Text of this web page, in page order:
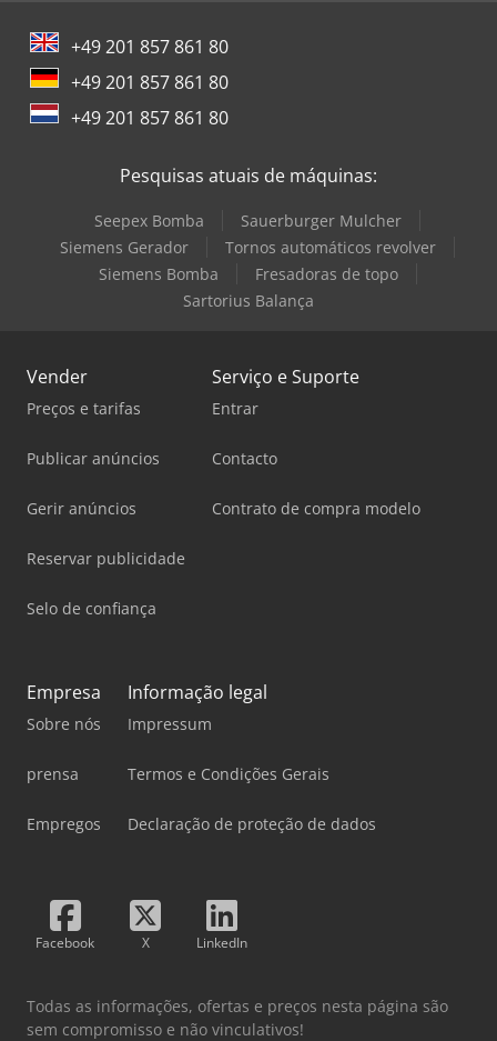
+49 201 857 861 80
+49 201 857 861 80
+49 201 857 861 80
Pesquisas atuais de máquinas:
Seepex Bomba
Sauerburger Mulcher
Siemens Gerador
Tornos automáticos revolver
Siemens Bomba
Fresadoras de topo
Sartorius Balança
Vender
Preços e tarifas
Publicar anúncios
Gerir anúncios
Reservar publicidade
Selo de confiança
Serviço e Suporte
Entrar
Contacto
Contrato de compra modelo
Empresa
Sobre nós
prensa
Empregos
Informação legal
Impressum
Termos e Condições Gerais
Declaração de proteção de dados
Facebook X LinkedIn
Todas as informações, ofertas e preços nesta página são
sem compromisso e não vinculativos!